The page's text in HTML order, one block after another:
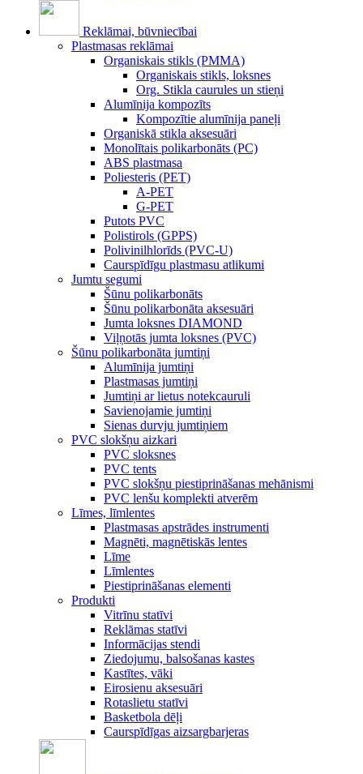
Reklāmai, būvniecībai
Plastmasas reklāmai
Organiskais stikls (PMMA)
Organiskais stikls, loksnes
Org. Stikla caurules un stieņi
Alumīnija kompozīts
Kompozītie alumīnija paneļi
Organiskā stikla aksesuāri
Monolītais polikarbonāts (PC)
ABS plastmasa
Poliesteris (PET)
A-PET
G-PET
Putots PVC
Polistirols (GPPS)
Polivinilhlorīds (PVC-U)
Caurspīdīgu plastmasu atlikumi
Jumtu segumi
Šūnu polikarbonāts
Šūnu polikarbonāta aksesuāri
Jumta loksnes DIAMOND
Viļņotās jumta loksnes (PVC)
Šūnu polikarbonāta jumtiņi
Alumīnija jumtiņi
Plastmasas jumtiņi
Jumtiņi ar lietus notekcauruli
Savienojamie jumtiņi
Sienas durvju jumtiņiem
PVC slokšņu aizkari
PVC sloksnes
PVC tents
PVC slokšņu piestiprināšanas mehānismi
PVC lenšu komplekti atverēm
Līmes, līmlentes
Plastmasas apstrādes instrumenti
Magnēti, magnētiskās lentes
Līme
Līmlentes
Piestiprināšanas elementi
Produkti
Vitrīnu statīvi
Reklāmas statīvi
Informācijas stendi
Ziedojumu, balsošanas kastes
Kastītes, vāki
Eirosienu aksesuāri
Rotaslietu statīvi
Basketbola dēļi
Caurspīdīgas aizsargbarjeras